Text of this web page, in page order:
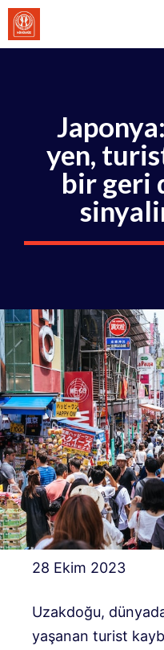
İçeriğe
atla
yen,
bir geri
28 Ekim 2023
Uzakdoğu,
yaşanan turist